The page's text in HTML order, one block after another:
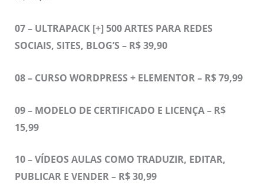
07 – ULTRAPACK [+] 500 ARTES PARA REDES
SOCIAIS, SITES, BLOG’S – R$ 39,90
08 – CURSO WORDPRESS + ELEMENTOR – R$ 79,99
09 – MODELO DE CERTIFICADO E LICENÇA – R$
15,99
10 – VÍDEOS AULAS COMO TRADUZIR, EDITAR,
PUBLICAR E VENDER – R$ 30,99